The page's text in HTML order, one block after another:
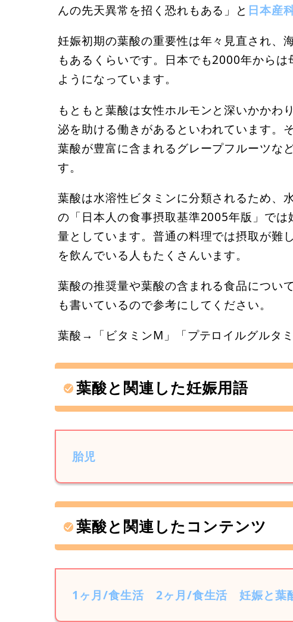
んの先天異常を招く恐れもある」と 日本産
妊娠初期の葉酸の重要性は年々見直され、
もあるくらいです。日本でも2000年から
ようになっています。
もともと葉酸は女性ホルモンと深いかかわ
泌を助ける働きがあるといわれています。
葉酸が豊富に含まれるグレープフルーツな
す。
葉酸は水溶性ビタミンに分類されるため、
の「日本人の食事摂取基準2005年版」で
量としています。普通の料理では摂取が難
を飲んでいる人もたくさんいます。
葉酸の推奨量や葉酸の含まれる食品につい
も書いているので参考にしてください。
葉酸→「ビタミンM」「プテロイルグルタ
葉酸と関連した妊娠用語
胎児
葉酸と関連したコンテンツ
1ヶ月/食生活 2ヶ月/食生活 妊娠と葉